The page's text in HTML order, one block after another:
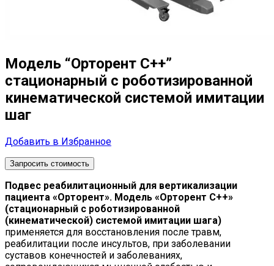
Модель “Орторент С++”
стационарный с роботизированной
кинематической системой имитации
шаг
Добавить в Избранное
Запросить стоимость
Подвес реабилитационный для вертикализации
пациента «Орторент». Модель «Орторент С++»
(стационарный с роботизированной
(кинематической) системой имитации шага)
применяется для восстановления после травм,
реабилитации после инсультов, при заболевании
суставов конечностей и заболеваниях,